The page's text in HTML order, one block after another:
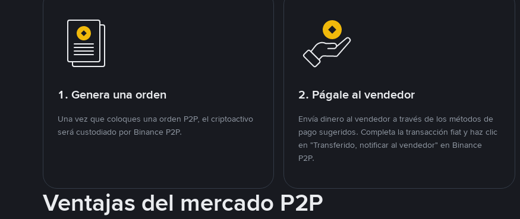
1. Genera una orden
Una vez que coloques una orden P2P, el criptoactivo
será custodiado por Binance P2P.
2. Págale al vendedor
Envía dinero al vendedor a través de los métodos de
pago sugeridos. Completa la transacción fiat y haz clic
en "Transferido, notificar al vendedor" en Binance
P2P.
Ventajas del mercado P2P